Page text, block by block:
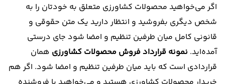
اگر می‌خواهید محصولات کشاورزی متعلق به خودتان را به
شخص دیگری بفروشید و انتظار دارید یک متن حقوقی و
قانونی کامل میان طرفین تنظیم و امضا شود جای درستی
آمده‌اید. نمونه قرارداد فروش محصولات کشاورزی همان
قراردادی است که باید میان طرفین تنظیم و امضا شود. اگر هم